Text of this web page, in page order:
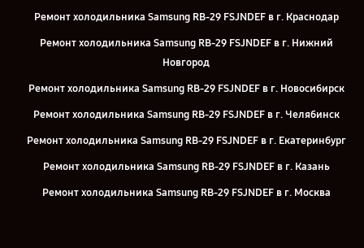
Ремонт холодильника Samsung RB-29 FSJNDEF в г. Краснодар
Ремонт холодильника Samsung RB-29 FSJNDEF в г. Нижний
Новгород
Ремонт холодильника Samsung RB-29 FSJNDEF в г. Новосибирск
Ремонт холодильника Samsung RB-29 FSJNDEF в г. Челябинск
Ремонт холодильника Samsung RB-29 FSJNDEF в г. Екатеринбург
Ремонт холодильника Samsung RB-29 FSJNDEF в г. Казань
Ремонт холодильника Samsung RB-29 FSJNDEF в г. Москва